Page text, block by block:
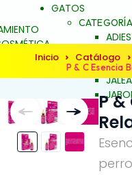
FLORALES
GATOS
Inicio Catálogo
P & C Esencia
P